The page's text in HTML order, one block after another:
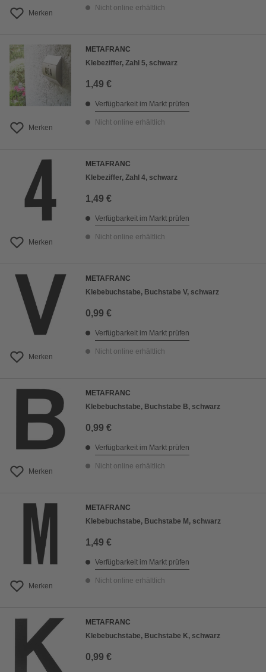
Merken
Nicht online erhältlich
Merken
METAFRANC
Klebeziffer, Zahl 5, schwarz
1,49 €
Verfügbarkeit im Markt prüfen
Nicht online erhältlich
Merken
METAFRANC
Klebeziffer, Zahl 4, schwarz
1,49 €
Verfügbarkeit im Markt prüfen
Nicht online erhältlich
Merken
METAFRANC
Klebebuchstabe, Buchstabe V, schwarz
0,99 €
Verfügbarkeit im Markt prüfen
Nicht online erhältlich
Merken
METAFRANC
Klebebuchstabe, Buchstabe B, schwarz
0,99 €
Verfügbarkeit im Markt prüfen
Nicht online erhältlich
Merken
METAFRANC
Klebebuchstabe, Buchstabe M, schwarz
1,49 €
Verfügbarkeit im Markt prüfen
Nicht online erhältlich
METAFRANC
Klebebuchstabe, Buchstabe K, schwarz
0,99 €